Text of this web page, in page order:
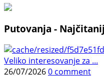
Putovanja -
Veliko interesovanje za ...
26/07/20260 comment